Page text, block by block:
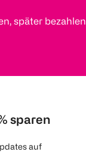
später bezahlen
sparen
auf